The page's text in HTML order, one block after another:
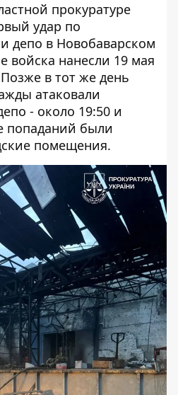
прокуратуре
удар по
депо в Новобаварском
войска нанесли 19 мая
в тот же день
атаковали
- около 19:50 и
попаданий были
помещения.